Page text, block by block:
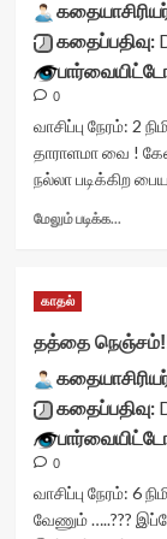
title-
(0)
</div>
data-
rater-
rater-
data-
rater-
<span
stars-
title-
</span>
</div>
vv-
stars-
title-
stars-
yasr-
rater-
data-
data-
data-
rater-
கதைப்பதிவு:
0
வாசிப்பு நேரம்: 2
தாராளமா வை !
நல்லா படிக்கிற
மேலும் படிக்க...
vv-
stars-
title-
<div
stars-
title
yasr-
காதல்
தத்தை
கதைப்பதிவு:
0
வாசிப்பு நேரம்: 6
வேணும் …..???